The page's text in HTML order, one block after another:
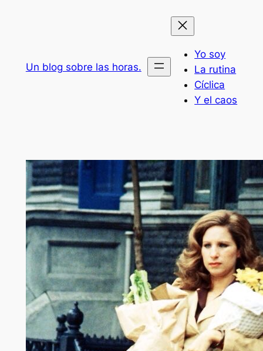
Un blog sobre las horas.
Yo soy
La rutina
Cíclica
Y el caos